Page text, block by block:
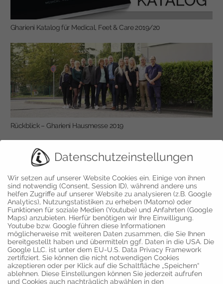
Gharieni Katalog für Medical, Feet & Care 2019/20
Rückblick – Gharieni Hausmesse 2019
Neue Adresse Gharieni Süd in Ettlingen
Datenschutzeinstellungen
Wir setzen auf unserer Website Cookies ein. Einige von ihnen
sind notwendig (Consent, Session ID), während andere uns
helfen Zugriffe auf unserer Website zu analysieren (z.B. Google
Analytics), Nutzungstatistiken zu erheben (Matomo) oder
Funktionen für soziale Medien (Youtube) und Anfahrten (Google
Maps) anzubieten. Hierfür benötigen wir Ihre Einwilligung.
Youtube bzw. Google führen diese Informationen
möglicherweise mit weiteren Daten zusammen, die Sie Ihnen
bereitgestellt haben und übermitteln ggf. Daten in die USA. Die
Google LLC. ist unter dem EU-U.S. Data Privacy Framework
zertifiziert. Sie können die nicht notwendigen Cookies
akzeptieren oder per Klick auf die Schaltfläche „Speichern“
ablehnen. Diese Einstellungen können Sie jederzeit aufrufen
und Cookies auch nachträglich abwählen in den